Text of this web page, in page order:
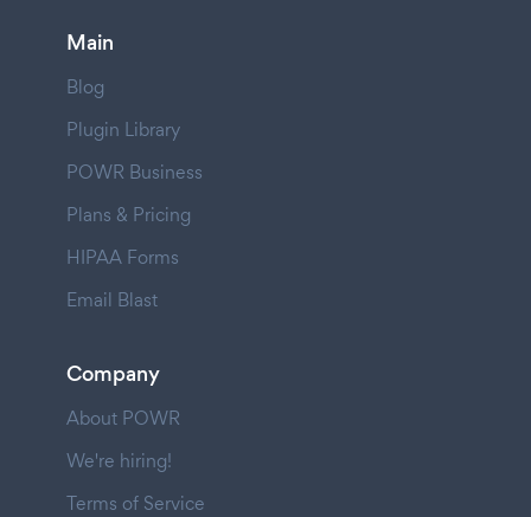
Main
Blog
Plugin Library
POWR Business
Plans & Pricing
HIPAA Forms
Email Blast
Company
About POWR
We're hiring!
Terms of Service